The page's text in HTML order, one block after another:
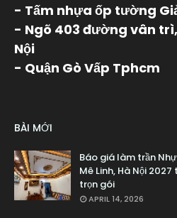
- Tấm nhựa ốp tường
- Ngõ 403 đường vân
Nội
- Quận Gò Vấp Tphcm
BÀI MỚI
Báo giá làm trần
Mê Linh, Hà Nội
trọn gói
APRIL 14, 2026